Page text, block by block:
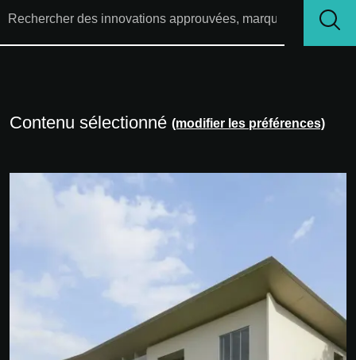
Contenu sélectionné (modifier les préférences)